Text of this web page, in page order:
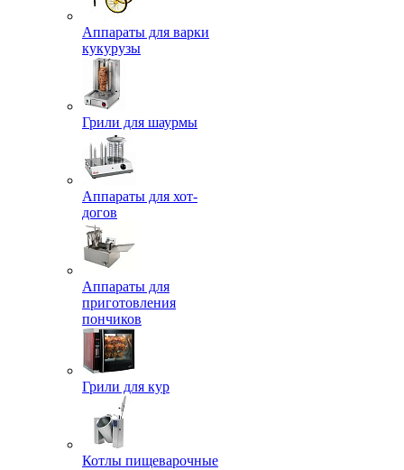
Аппараты для варки
кукурузы
Грили для шаурмы
Аппараты для хот-
догов
Аппараты для
приготовления
пончиков
Грили для кур
Котлы пищеварочные